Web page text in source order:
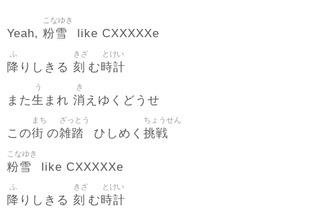
Yeah, 粉雪
こなゆき
like CXXXXXe
降
ふ
りしきる 刻
きざ
む時計
とけい
また生
う
まれ 消
き
えゆくどうせ
この街
まち
の雑踏
ざっとう
ひしめく 挑戦
ちょうせん
粉雪
こなゆき
like CXXXXXe
降
ふ
りしきる 刻
きざ
む時計
とけい